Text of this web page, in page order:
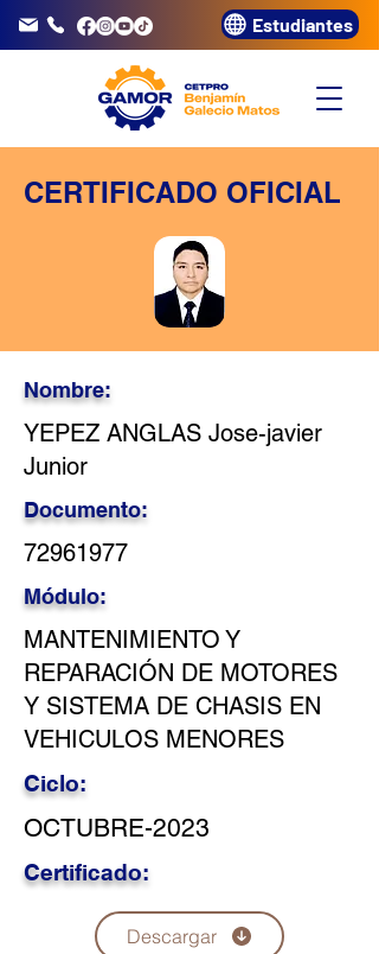
3320072 Estudiantes
CERTIFICADO OFICIAL
Nombre:
YEPEZ ANGLAS Jose-javier
Junior
Documento:
72961977
Módulo:
MANTENIMIENTO Y
REPARACIÓN DE MOTORES
Y SISTEMA DE CHASIS EN
VEHICULOS MENORES
Ciclo:
OCTUBRE-2023
Certificado:
Descargar